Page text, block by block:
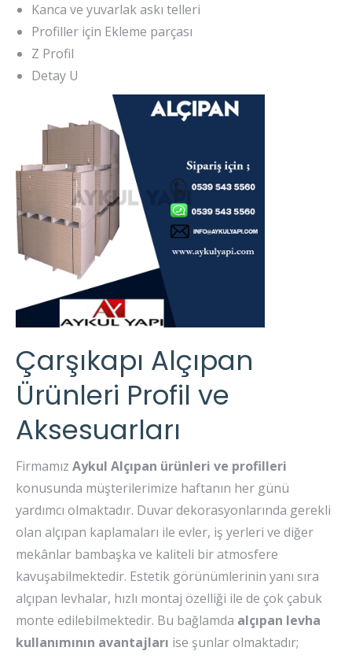
Kanca ve yuvarlak askı telleri
Profiller için Ekleme parçası
Z Profil
Detay U
Çarşıkapı Alçıpan
Ürünleri Profil ve
Aksesuarları
Firmamız Aykul Alçıpan ürünleri ve profilleri
konusunda müşterilerimize haftanın her günü
yardımcı olmaktadır. Duvar dekorasyonlarında gerekli
olan alçıpan kaplamaları ile evler, iş yerleri ve diğer
mekânlar bambaşka ve kaliteli bir atmosfere
kavuşabilmektedir. Estetik görünümlerinin yanı sıra
alçıpan levhalar, hızlı montaj özelliği ile de çok çabuk
monte edilebilmektedir. Bu bağlamda alçıpan levha
kullanımının avantajları ise şunlar olmaktadır;